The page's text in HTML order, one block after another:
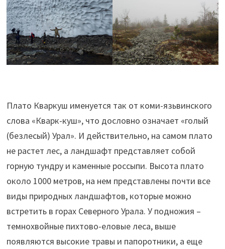
Плато Кваркуш именуется так от коми-язьвинского
слова «Кварк-куш», что дословно означает «голый
(безлесый) Урал». И действительно, на самом плато
не растет лес, а ландшафт представляет собой
горную тундру и каменные россыпи. Высота плато
около 1000 метров, на нем представлены почти все
виды природных ландшафтов, которые можно
встретить в горах Северного Урала. У подножия –
темнохвойные пихтово-еловые леса, выше
появляются высокие травы и папоротники, а еще